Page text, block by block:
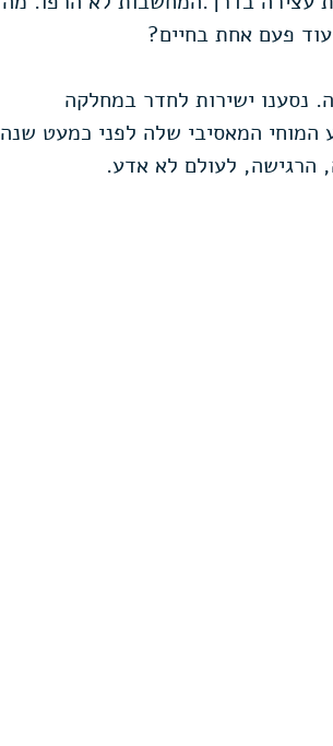
פעם אחת בחיים?
נסענו ישירות לחדר במחלקה
המאסיבי שלה לפני כמעט שנה
הרגישה, לעולם לא אדע.